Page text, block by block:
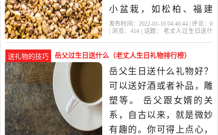
小盆栽，如松柏、福建
茶；或者送一些长寿耐开
兰、万年青、常春藤等；
在颜色方面，尽量送喜
气、热闹的颜色花卉，不
要送全白或太过素雅的花
朵。推荐...老丈人过
发布时间：2022-01-16 04:46:44 | 评论： 0
| 浏览： 414 | 话题：
老丈人过生日送什
送礼物的技巧 岳父过生日送什么（老丈人生日礼物排行榜）
岳父生日送什么礼物好？
可以送好酒或者补品，雕
塑等。 岳父跟女婿的关
系，自古以来，就是微妙
有趣的。你可得上点心，